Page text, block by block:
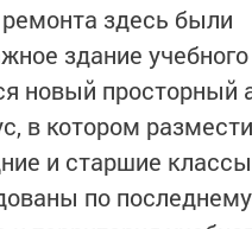
ремонта здесь были
здание учебного
новый просторный
в котором
и старшие
по последнему